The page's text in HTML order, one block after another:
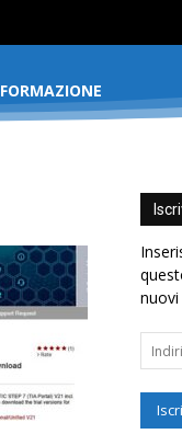
FORMAZIONE
email